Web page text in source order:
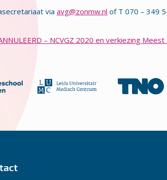
via avg@zonmw.nl of T 070 – 349
– NCVGZ 2020 en verkiezing